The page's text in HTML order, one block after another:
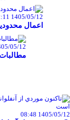
1405/05/12 12:11
اعمال
05/12 08:51
1405/05/12 08:48